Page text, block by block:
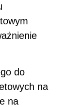
do
na
na